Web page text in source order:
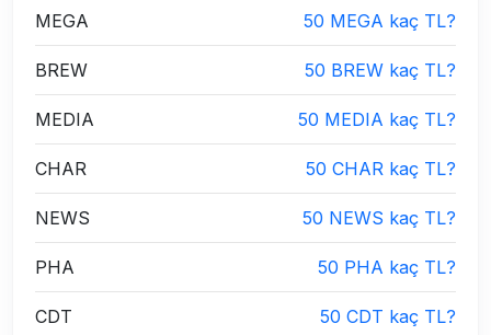
MEGA 50 MEGA kaç TL?
BREW 50 BREW kaç TL?
MEDIA 50 MEDIA kaç TL?
CHAR 50 CHAR kaç TL?
NEWS 50 NEWS kaç TL?
PHA 50 PHA kaç TL?
CDT 50 CDT kaç TL?